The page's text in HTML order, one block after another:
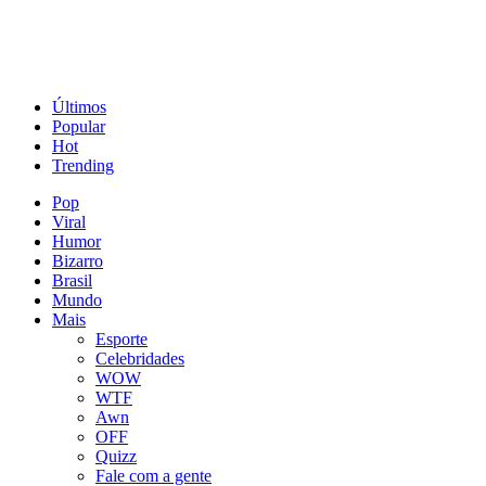
Últimos
Popular
Hot
Trending
Pop
Viral
Humor
Bizarro
Brasil
Mundo
Mais
Esporte
Celebridades
WOW
WTF
Awn
OFF
Quizz
Fale com a gente